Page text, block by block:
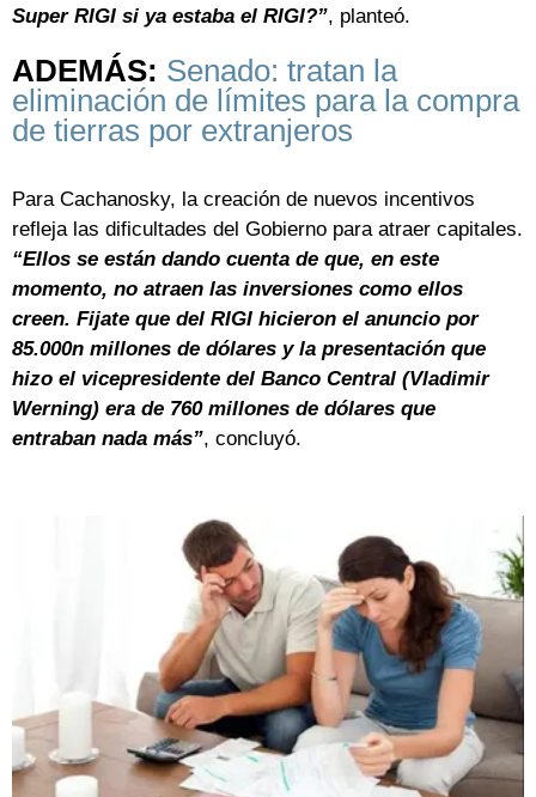
Super RIGI si ya estaba el RIGI?”, planteó.
ADEMÁS: Senado: tratan la
eliminación de límites para la compra
de tierras por extranjeros
Para Cachanosky, la creación de nuevos incentivos
refleja las dificultades del Gobierno para atraer capitales.
“Ellos se están dando cuenta de que, en este
momento, no atraen las inversiones como ellos
creen. Fijate que del RIGI hicieron el anuncio por
85.000n millones de dólares y la presentación que
hizo el vicepresidente del Banco Central (Vladimir
Werning) era de 760 millones de dólares que
entraban nada más”, concluyó.